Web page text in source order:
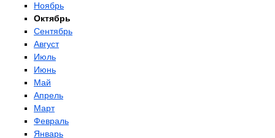
Ноябрь
Октябрь
Сентябрь
Август
Июль
Июнь
Май
Апрель
Март
Февраль
Январь